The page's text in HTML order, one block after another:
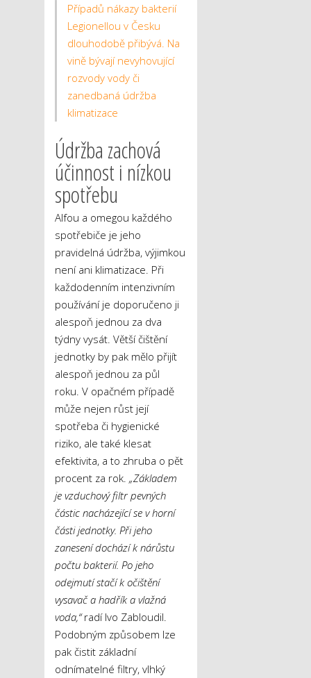
Případů nákazy bakterií
Legionellou v Česku
dlouhodobě přibývá. Na
vině bývají nevyhovující
rozvody vody či
zanedbaná údržba
klimatizace
Údržba zachová
účinnost i nízkou
spotřebu
Alfou a omegou každého
spotřebiče je jeho
pravidelná údržba, výjimkou
není ani klimatizace. Při
každodenním intenzivním
používání je doporučeno ji
alespoň jednou za dva
týdny vysát. Větší čištění
jednotky by pak mělo přijít
alespoň jednou za půl
roku. V opačném případě
může nejen růst její
spotřeba či hygienické
riziko, ale také klesat
efektivita, a to zhruba o pět
procent za rok. „Základem
je vzduchový filtr pevných
částic nacházející se v horní
části jednotky. Při jeho
zanesení dochází k nárůstu
počtu bakterií. Po jeho
odejmutí stačí k očištění
vysavač a hadřík a vlažná
voda,“radí Ivo Zabloudil.
Podobným způsobem lze
pak čistit základní
odnímatelné filtry, vlhký